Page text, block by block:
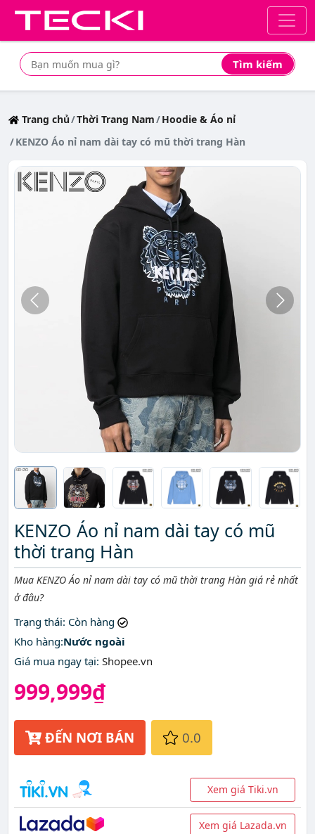
Tìm kiếm
Tìm mua sản phẩm giá rẻ nhất
Trang chủ Thời Trang Nam
Hoodie & Áo nỉ
KENZO Áo nỉ nam dài tay có mũ thời trang Hàn
KENZO Áo nỉ nam dài tay có mũ
thời trang Hàn
Mô tả ngắn
Mua KENZO Áo nỉ nam dài tay có mũ thời trang Hàn giá rẻ nhất
ở đâu?
Trạng thái: Còn hàng
Kho hàng:Nước ngoài
Giá mua ngay tại: Shopee.vn
999,999₫
ĐẾN NƠI BÁN 0.0
Xem giá Tiki.vn
Xem giá Lazada.vn